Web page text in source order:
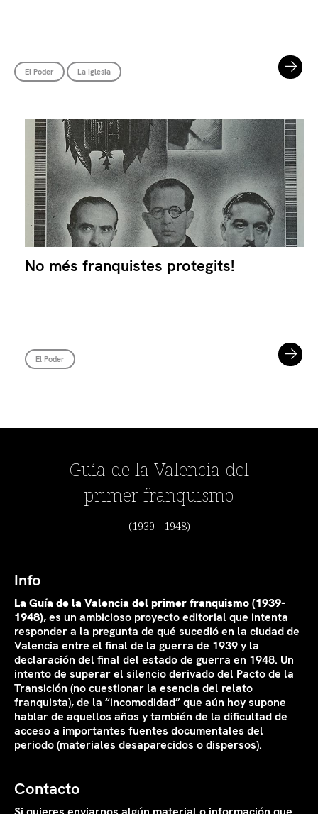
El Poder La Iglesia
No més franquistes protegits!
El Poder
Guía de la Valencia del
primer franquismo
(1939 - 1948)
Info
La Guía de la Valencia del primer franquismo (1939-
1948), es un ambicioso proyecto editorial que intenta
responder a la pregunta de qué sucedió en la ciudad de
Valencia entre el final de la guerra de 1939 y la
declaración del final del estado de guerra en 1948. Un
intento de superar el silencio derivado del Pacto de la
Transición (no cuestionar la esencia del relato
franquista), de la “incomodidad” que aún hoy supone
hablar de aquellos años y también de la dificultad de
acceso a importantes fuentes documentales del
periodo (materiales desaparecidos o dispersos).
Contacto